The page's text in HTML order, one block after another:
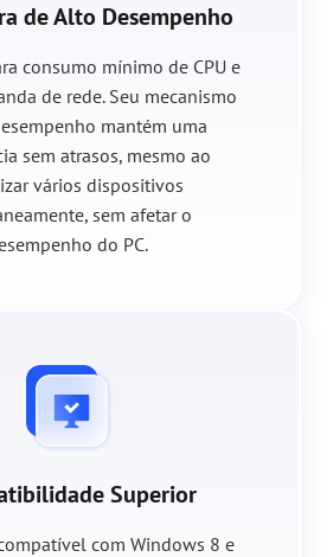
de Alto Desempenho
consumo mínimo de CPU e
de rede. Seu mecanismo
mantém uma
sem atrasos, mesmo ao
vários dispositivos
sem afetar o
do PC.
Superior
com Windows 8 e